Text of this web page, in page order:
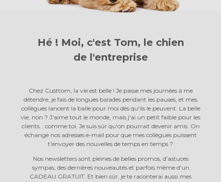
Hé ! Moi, c'est Tom, le chien
de l'entreprise
Chez Custtom, la vie est belle ! Je passe mes journées à me
détendre, je fais de longues balades pendant les pauses, et mes
collègues lancent la balle pour moi dès qu'ils le peuvent. La belle
vie, non ? J'aime tout le monde, mais j'ai un petit faible pour les
clients… comme toi. Je suis sûr qu'on pourrait devenir amis. On
échange nos adresses e-mail pour que mes collègues puissent
t'envoyer des nouvelles de temps en temps ?
Nos newsletters sont pleines de belles promos, d'astuces
sympas, des dernières nouveautés et parfois même d'un
CADEAU GRATUIT. Et bien sûr, je te raconterai aussi mes